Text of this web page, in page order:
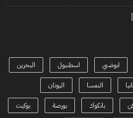
ابوضبي اسطنبول البحرين
النمسا اليونان
بانكوك بورصة بوكيت